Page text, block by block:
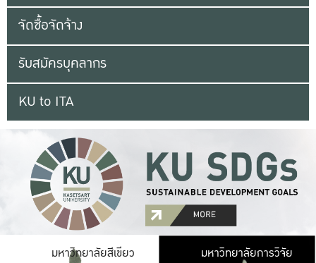
จัดซื้อจัดจ้าง
รับสมัครบุคลากร
KU to ITA
มหาวิทยาลัยสีเขียว มหาวิ
มหาวิทยาลัยการวิจัย